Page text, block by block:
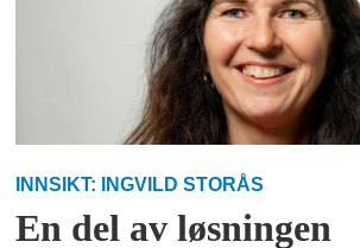
INNSIKT: INGVILD STORÅS
En del av løsningen